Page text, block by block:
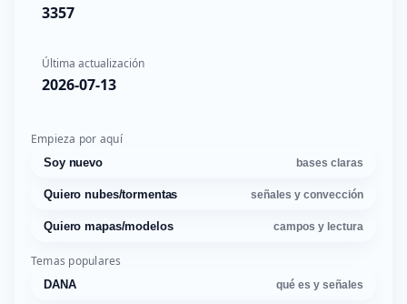
3357
Última actualización
2026-07-13
Empieza por aquí
Soy nuevo bases claras
Quiero nubes/tormentas señales y convección
Quiero mapas/modelos campos y lectura
Temas populares
DANA qué es y señales